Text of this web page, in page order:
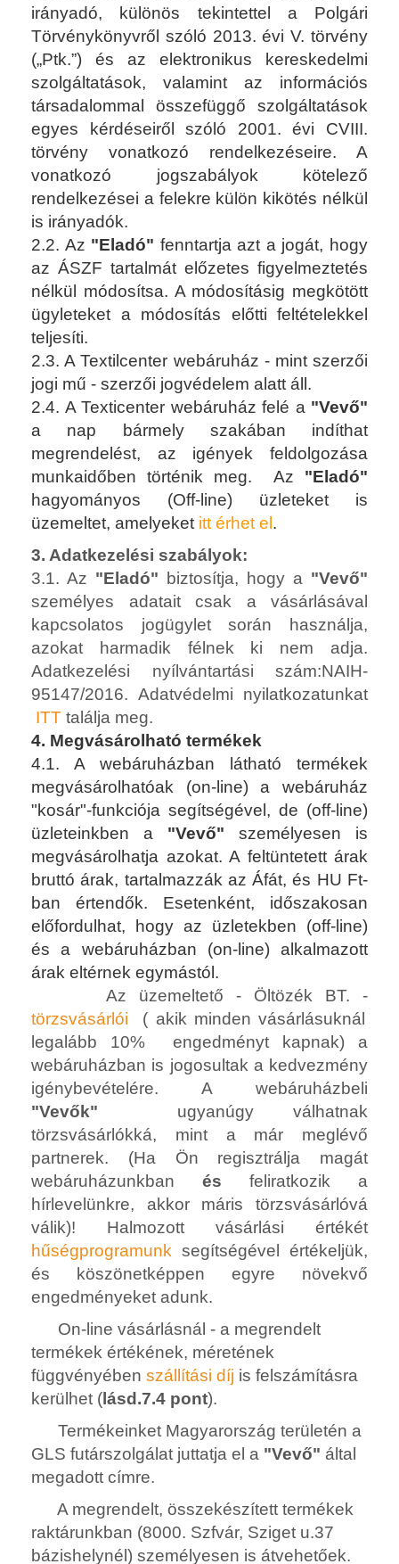
irányadó, különös tekintettel a Polgári
Törvénykönyvről szóló 2013. évi V. törvény
(„Ptk.”) és az elektronikus kereskedelmi
szolgáltatások, valamint az információs
társadalommal összefüggő szolgáltatások
egyes kérdéseiről szóló 2001. évi CVIII.
törvény vonatkozó rendelkezéseire. A
vonatkozó jogszabályok kötelező
rendelkezései a felekre külön kikötés nélkül
is irányadók.
2.2. Az "Eladó" fenntartja azt a jogát, hogy
az ÁSZF tartalmát előzetes figyelmeztetés
nélkül módosítsa. A módosításig megkötött
ügyleteket a módosítás előtti feltételekkel
teljesíti.
2.3. A Textilcenter webáruház - mint szerzői
jogi mű - szerzői jogvédelem alatt áll.
2.4. A Texticenter webáruház felé a "Vevő"
a nap bármely szakában indíthat
megrendelést, az igények feldolgozása
munkaidőben történik meg. Az "Eladó"
hagyományos (Off-line) üzleteket is
üzemeltet, amelyeket itt érhet el .
3. Adatkezelési szabályok:
3.1. Az "Eladó" biztosítja, hogy a "Vevő"
személyes adatait csak a vásárlásával
kapcsolatos jogügylet során használja,
azokat harmadik félnek ki nem adja.
Adatkezelési nyílvántartási szám:NAIH-
95147/2016. Adatvédelmi nyilatkozatunkat
ITT találja meg.
4. Megvásárolható termékek
4.1. A webáruházban látható termékek
megvásárolhatóak (on-line) a webáruház
"kosár"-funkciója segítségével, de (off-line)
üzleteinkben a "Vevő" személyesen is
megvásárolhatja azokat. A feltüntetett árak
bruttó árak, tartalmazzák az Áfát, és HU Ft-
ban értendők. Esetenként, időszakosan
előfordulhat, hogy az üzletekben (off-line)
és a webáruházban (on-line) alkalmazott
árak eltérnek egymástól.
Az üzemeltető - Öltözék BT. -
törzsvásárlói
( akik minden vásárlásuknál
legalább 10% engedményt kapnak) a
webáruházban is jogosultak a kedvezmény
igénybevételére. A webáruházbeli
"Vevők"
ugyanúgy válhatnak
törzsvásárlókká, mint a már meglévő
partnerek. (Ha Ön regisztrálja magát
webáruházunkban és feliratkozik a
hírlevelünkre, akkor máris törzsvásárlóvá
válik)! Halmozott vásárlási értékét
hűségprogramunk segítségével értékeljük,
és köszönetképpen egyre növekvő
engedményeket adunk.
On-line vásárlásnál - a megrendelt
termékek értékének, méretének
függvényében szállítási díj is felszámításra
kerülhet ( lásd.7.4 pont).
Termékeinket Magyarország területén a
GLS futárszolgálat juttatja el a "Vevő" által
megadott címre.
A megrendelt, összekészített termékek
raktárunkban (8000. Szfvár, Sziget u.37
bázishelynél) személyesen is átvehetőek.